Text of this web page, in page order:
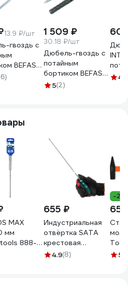
13.9 ₽/шт
гвоздь с
BEFAST
шт.
1 509 ₽
30.18 ₽/шт
Дюбель-гвоздь с
потайным
бортиком BEFAST
10x140, 50 шт.
5(2)
4.5
MAX
мм
888-
655 ₽
Индустриальная
отвёртка SATA
крестовая
PH2x300мм.
4.9(8)
-
5